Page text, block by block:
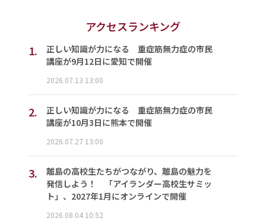
アクセスランキング
1.
正しい知識が力になる 重症筋無力症の市民
講座が9月12日に愛知で開催
2026.07.13 13:00
2.
正しい知識が力になる 重症筋無力症の市民
講座が10月3日に熊本で開催
2026.07.27 13:00
3.
離島の高校生たちがつながり、離島の魅力を
発信しよう！ 「アイランダー高校生サミッ
ト」、2027年1月にオンラインで開催
2026.08.04 10:52